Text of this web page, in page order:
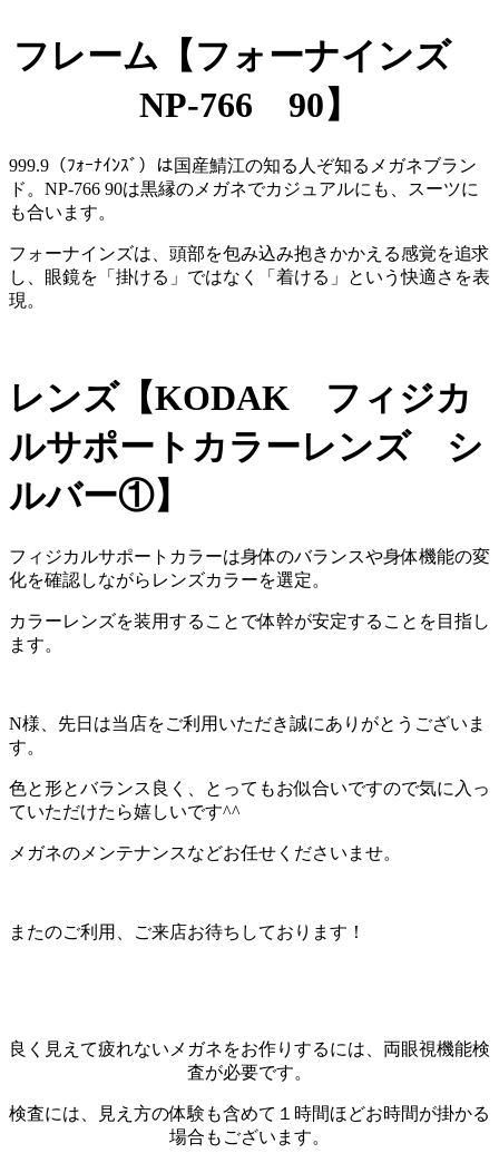
フレーム【フォーナインズ
NP-766 90】
999.9（ﾌｫｰﾅｲﾝｽﾞ）は国産鯖江の知る人ぞ知るメガネブラン
ド。NP-766 90は黒縁のメガネでカジュアルにも、スーツに
も合います。
フォーナインズは、頭部を包み込み抱きかかえる感覚を追求
し、眼鏡を「掛ける」ではなく「着ける」という快適さを表
現。
レンズ【KODAK フィジカ
ルサポートカラーレンズ シ
ルバー①】
フィジカルサポートカラーは身体のバランスや身体機能の変
化を確認しながらレンズカラーを選定。
カラーレンズを装用することで体幹が安定することを目指し
ます。
N様、先日は当店をご利用いただき誠にありがとうございま
す。
色と形とバランス良く、とってもお似合いですので気に入っ
ていただけたら嬉しいです^^
メガネのメンテナンスなどお任せくださいませ。
またのご利用、ご来店お待ちしております！
良く見えて疲れないメガネをお作りするには、両眼視機能検
査が必要です。
検査には、見え方の体験も含めて１時間ほどお時間が掛かる
場合もございます。